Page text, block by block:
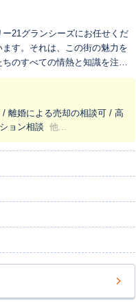
21グランシーズにお任せくだ
す。それは、この街の魅力を
のすべての情熱と知識を注い
スが私たちの強みです。 特
島本町内での豊富な取引実績
要としている次の方へ、心を
豊富なスタッフが、お客様の
定においても、一般的な相場
情報まで反映させることで、
本町・
談ください。お客様にとって
離婚による売却の相談可 / 高
ョン相談 他...